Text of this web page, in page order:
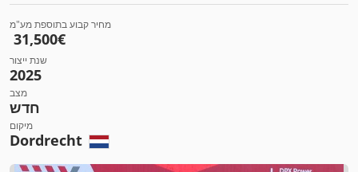
מחיר קבוע בתוספת מע"מ
‏31,500 ‏€
שנת ייצור
2025
מצב
חדש
מיקום
Dordrecht